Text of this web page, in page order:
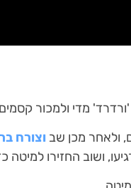
מדי ולמכור
ולאחר מכן שב וצורח
ושוב החזירו